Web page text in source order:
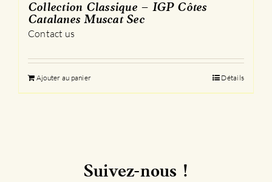
Collection Classique – IGP Côtes
Catalanes Muscat Sec
Contact us
Ajouter au panier Détails
Suivez-nous !